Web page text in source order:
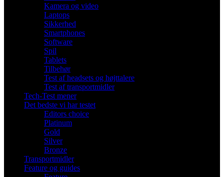
Kamera og video
Laptops
Sikkerhed
Smartphones
Software
Spil
Tablets
Tilbehør
Test af headsets og højttalere
Test af transportmidler
Tech-Test mener
Det bedste vi har testet
Editors choice
Platinum
Gold
Silver
Bronze
Transportmidler
Feature og guides